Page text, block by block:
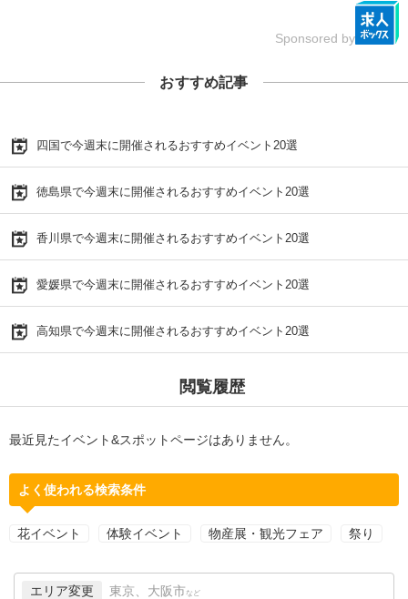
Sponsored by
おすすめ記事
四国で今週末に開催されるおすすめイベント20選
徳島県で今週末に開催されるおすすめイベント20選
香川県で今週末に開催されるおすすめイベント20選
愛媛県で今週末に開催されるおすすめイベント20選
高知県で今週末に開催されるおすすめイベント20選
閲覧履歴
最近見たイベント&スポットページはありません。
よく使われる検索条件
花イベント 体験イベント 物産展・観光フェア 祭り
エリア変更 東京、大阪市 など